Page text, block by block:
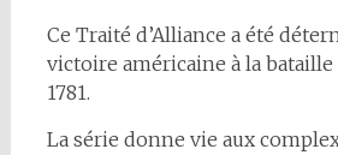
Ce Traité d’Alliance a été
victoire américaine à la
1781.
La série donne vie aux